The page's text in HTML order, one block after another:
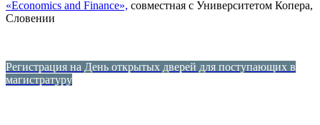
«Economics and Finance», совместная с Университетом Копера,
Словении
Регистрация на День открытых дверей для поступающих в
магистратуру